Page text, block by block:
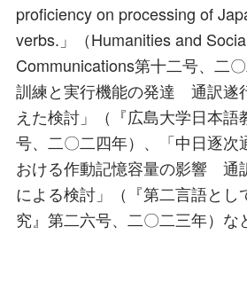
proficiency on processing of
verbs.」（Humanities and
Communications第十二号、二
訓練と実行機能の発達 通訳遂
えた検討」（『広島大学日本語
号、二〇二四年）、「中日逐次
おける作動記憶容量の影響 通
による検討」（『第二言語とし
究』第二六号、二〇二三年）な